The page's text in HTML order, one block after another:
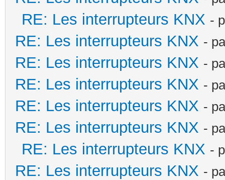
RE: Les interrupteurs KNX -
RE: Les interrupteurs KNX -
RE: Les interrupteurs KNX -
RE: Les interrupteurs KNX -
RE: Les interrupteurs KNX -
RE: Les interrupteurs KNX -
RE: Les interrupteurs KNX -
RE: Les interrupteurs KNX -